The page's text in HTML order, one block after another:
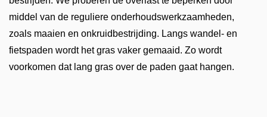
middel van de reguliere onderhoudswerkzaamheden,
zoals maaien en onkruidbestrijding. Langs wandel- en
fietspaden wordt het gras vaker gemaaid. Zo wordt
voorkomen dat lang gras over de paden gaat hangen.